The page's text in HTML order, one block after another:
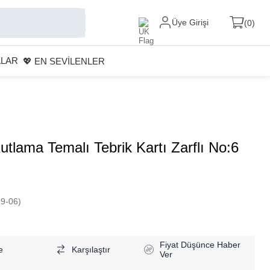
Üye Girişi 0
💖 EN SEVİLENLER
Temalı Tebrik Kartı Zarflı No:6
06)
Karşılaştır
Fiyat Düşünce Haber
Ver